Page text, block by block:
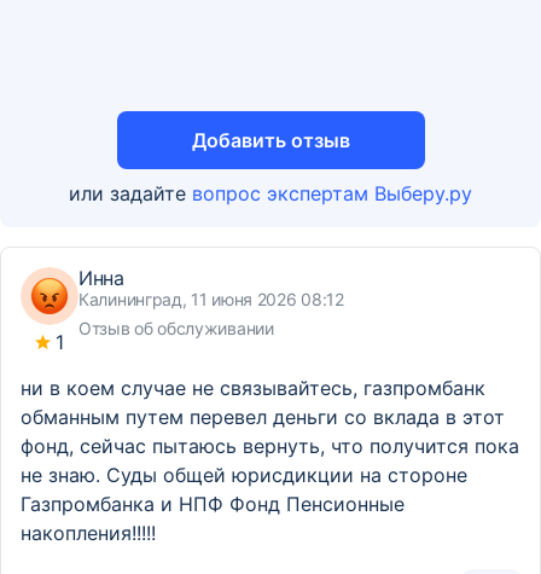
Добавить отзыв
или задайте вопрос экспертам Выберу.ру
1
Инна
Калининград, 11 июня 2026 08:12
Отзыв об обслуживании
ни в коем случае не связывайтесь, газпромбанк
обманным путем перевел деньги со вклада в этот
фонд, сейчас пытаюсь вернуть, что получится пока
не знаю. Суды общей юрисдикции на стороне
Газпромбанка и НПФ Фонд Пенсионные
накопления!!!!!